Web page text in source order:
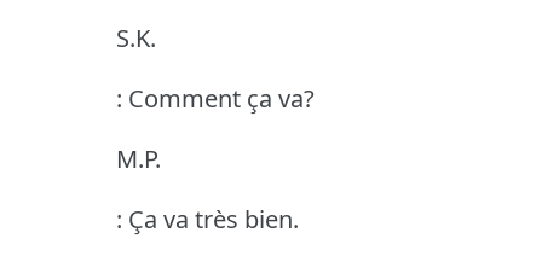
S.K.
: Comment ça va?
M.P.
: Ça va très bien.